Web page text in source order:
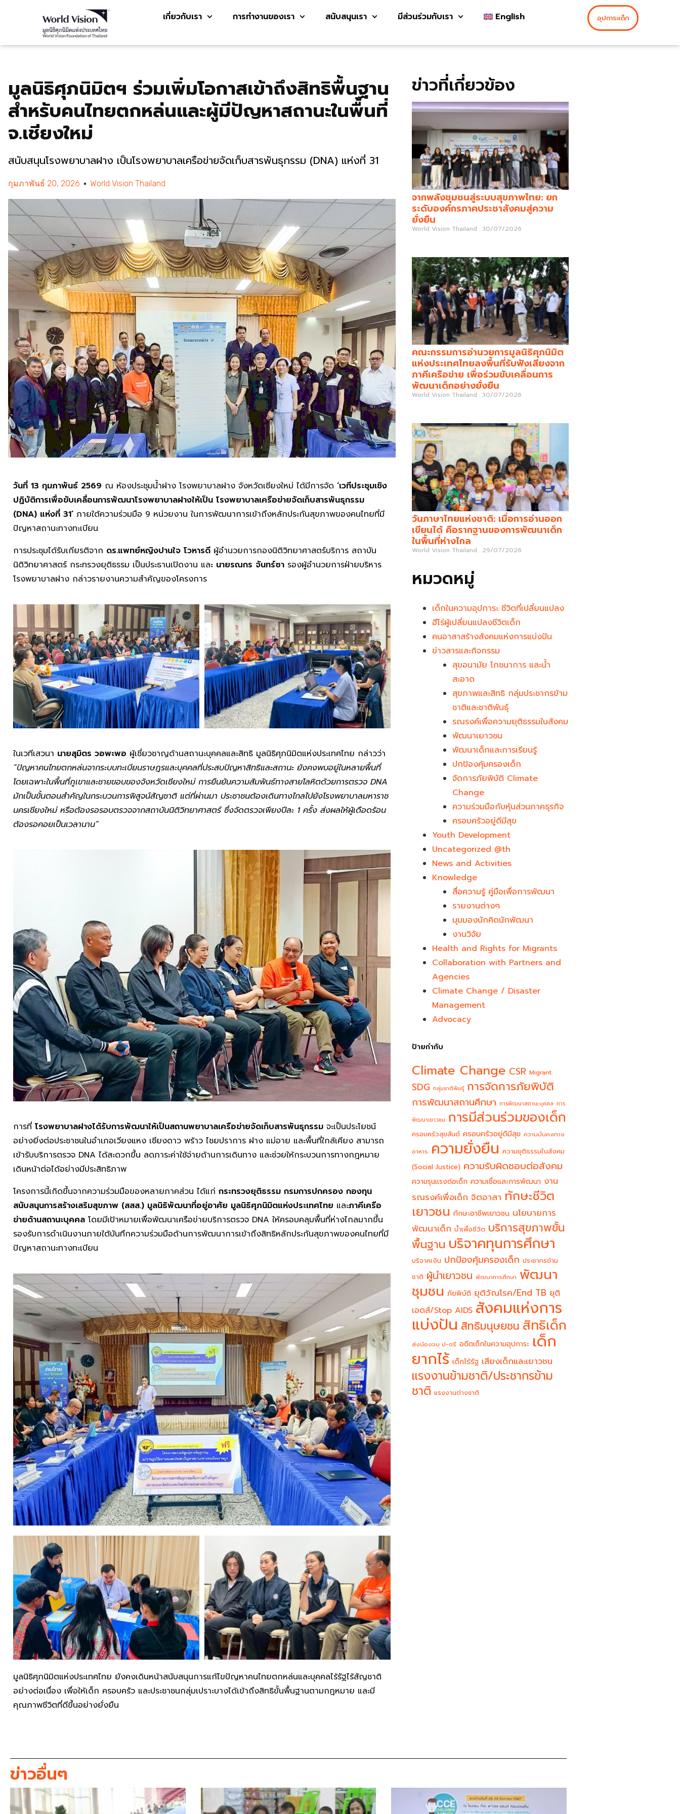
เกี่ยวกับเรา การทำงานของเรา สนับสนุนเรา มีส่วนร่วมกับเรา English อุปการะเด็ก
มูลนิธิศุภนิมิตฯ ร่วมเพิ่มโอกาสเข้าถึงสิทธิพื้นฐาน
สำหรับคนไทยตกหล่นและผู้มีปัญหาสถานะในพื้นที่
จ.เชียงใหม่
สนับสนุนโรงพยาบาลฝาง เป็นโรงพยาบาลเครือข่ายจัดเก็บสารพันธุกรรม (DNA) แห่งที่ 31
กุมภาพันธ์ 20, 2026 World Vision Thailand
วันที่ 13 กุมภาพันธ์ 2569 ณ ห้องประชุมน้ำฝาง โรงพยาบาลฝาง จังหวัดเชียงใหม่ ได้มีการจัด ‘เวทีประชุมเชิง
ปฏิบัติการเพื่อขับเคลื่อนการพัฒนาโรงพยาบาลฝางให้เป็น โรงพยาบาลเครือข่ายจัดเก็บสารพันธุกรรม
(DNA) แห่งที่ 31’ ภายใต้ความร่วมมือ 9 หน่วยงาน ในการพัฒนาการเข้าถึงหลักประกันสุขภาพของคนไทยที่มี
ปัญหาสถานะทางทะเบียน
การประชุมได้รับเกียรติจาก ดร.แพทย์หญิงปานใจ โวหารดี ผู้อำนวยการกองนิติวิทยาศาสตร์บริการ สถาบัน
นิติวิทยาศาสตร์ กระทรวงยุติธรรม เป็นประธานเปิดงาน และ นายรณกร จันทร์ซา รองผู้อำนวยการฝ่ายบริหาร
โรงพยาบาลฝาง กล่าวรายงานความสำคัญของโครงการ
ในเวทีเสวนา นายสุมิตร วอพะพอ ผู้เชี่ยวชาญด้านสถานะบุคคลและสิทธิ มูลนิธิศุภนิมิตแห่งประเทศไทย กล่าวว่า
“ปัญหาคนไทยตกหล่นจากระบบทะเบียนราษฎรและบุคคลที่ประสบปัญหาสิทธิและสถานะ ยังคงพบอยู่ในหลายพื้นที่
โดยเฉพาะในพื้นที่ภูเขาและชายขอบของจังหวัดเชียงใหม่ การยืนยันความสัมพันธ์ทางสายโลหิตด้วยการตรวจ DNA
มักเป็นขั้นตอนสำคัญในกระบวนการพิสูจน์สัญชาติ แต่ที่ผ่านมา ประชาชนต้องเดินทางไกลไปยังโรงพยาบาลมหาราช
นครเชียงใหม่ หรือต้องรอรอบตรวจจากสถาบันนิติวิทยาศาสตร์ ซึ่งจัดตรวจเพียงปีละ 1 ครั้ง ส่งผลให้ผู้เดือดร้อน
ต้องรอคอยเป็นเวลานาน”
การที่ โรงพยาบาลฝางได้รับการพัฒนาให้เป็นสถานพยาบาลเครือข่ายจัดเก็บสารพันธุกรรม จะเป็นประโยชน์
อย่างยิ่งต่อประชาชนในอำเภอเวียงแหง เชียงดาว พร้าว ไชยปราการ ฝาง แม่อาย และพื้นที่ใกล้เคียง สามารถ
เข้ารับบริการตรวจ DNA ได้สะดวกขึ้น ลดภาระค่าใช้จ่ายด้านการเดินทาง และช่วยให้กระบวนการทางกฎหมาย
เดินหน้าต่อได้อย่างมีประสิทธิภาพ
โครงการนี้เกิดขึ้นจากความร่วมมือของหลายภาคส่วน ได้แก่ กระทรวงยุติธรรม กรมการปกครอง กองทุน
สนับสนุนการสร้างเสริมสุขภาพ (สสส.) มูลนิธิพัฒนาที่อยู่อาศัย มูลนิธิศุภนิมิตแห่งประเทศไทย และภาคีเครือ
ข่ายด้านสถานะบุคคล โดยมีเป้าหมายเพื่อพัฒนาเครือข่ายบริการตรวจ DNA ให้ครอบคลุมพื้นที่ห่างไกลมากขึ้น
รองรับการดำเนินงานภายใต้บันทึกความร่วมมือด้านการพัฒนาการเข้าถึงสิทธิหลักประกันสุขภาพของคนไทยที่มี
ปัญหาสถานะทางทะเบียน
มูลนิธิศุภนิมิตแห่งประเทศไทย ยังคงเดินหน้าสนับสนุนการแก้ไขปัญหาคนไทยตกหล่นและบุคคลไร้รัฐไร้สัญชาติ
อย่างต่อเนื่อง เพื่อให้เด็ก ครอบครัว และประชาชนกลุ่มเปราะบางได้เข้าถึงสิทธิขั้นพื้นฐานตามกฎหมาย และมี
คุณภาพชีวิตที่ดีขึ้นอย่างยั่งยืน
ข่าวที่เกี่ยวข้อง
จากพลังชุมชนสู่ระบบสุขภาพไทย: ยก
ระดับองค์กรภาคประชาสังคมสู่ความ
ยั่งยืน
World Vision Thailand 30/07/2026
คณะกรรมการอำนวยการมูลนิธิศุภนิมิต
แห่งประเทศไทยลงพื้นที่รับฟังเสียงจาก
ภาคีเครือข่าย เพื่อร่วมขับเคลื่อนการ
พัฒนาเด็กอย่างยั่งยืน
World Vision Thailand 30/07/2026
วันภาษาไทยแห่งชาติ: เมื่อการอ่านออก
เขียนได้ คือรากฐานของการพัฒนาเด็ก
ในพื้นที่ห่างไกล
World Vision Thailand 29/07/2026
หมวดหมู่
เด็กในความอุปการะ ชีวิตที่เปลี่ยนแปลง
ฮีโร่ผู้เปลี่ยนแปลงชีวิตเด็ก
คนอาสาสร้างสังคมแห่งการแบ่งปัน
ข่าวสารและกิจกรรม
สุขอนามัย โภชนาการ และน้ำ
สะอาด
สุขภาพและสิทธิ กลุ่มประชากรข้าม
ชาติและชาติพันธุ์
รณรงค์เพื่อความยุติธรรมในสังคม
พัฒนาเยาวชน
พัฒนาเด็กและการเรียนรู้
ปกป้องคุ้มครองเด็ก
จัดการภัยพิบัติ Climate
Change
ความร่วมมือกับหุ้นส่วนภาคธุรกิจ
ครอบครัวอยู่ดีมีสุข
Youth Development​
Uncategorized @th
News and Activities
Knowledge
สื่อความรู้ คู่มือเพื่อการพัฒนา
รายงานต่างๆ
มุมมองนักคิดนักพัฒนา
งานวิจัย
Health and Rights for Migrants
Collaboration with Partners and
Agencies
Climate Change / Disaster
Management
Advocacy
ป้ายกำกับ
Climate Change CSR Migrant
SDG กลุ่มชาติพันธุ์ การจัดการภัยพิบัติ
การพัฒนาสถานศึกษา การพัฒนาสถานะบุคคล การ
พัฒนาเยาวชน การมีส่วนร่วมของเด็ก
ครอบครัวสุขสันต์ ครอบครัวอยู่ดีมีสุข ความมั่นคงทาง
อาหาร ความยั่งยืน ความยุติธรรมในสังคม
(Social Justice) ความรับผิดชอบต่อสังคม
ความรุนแรงต่อเด็ก ความเชื่อและการพัฒนา งาน
รณรงค์เพื่อเด็ก จิตอาสา ทักษะชีวิต
เยาวชน ทักษะอาชีพเยาวชน นโยบายการ
พัฒนาเด็ก น้ำเพื่อชีวิต บริการสุขภาพขั้น
พื้นฐาน บริจาคทุนการศึกษา
บริจาคเงิน ปกป้องคุ้มครองเด็ก ประชากรข้าม
ชาติ ผู้นำเยาวชน พัฒนาการศึกษา พัฒนา
ชุมชน ภัยพิบัติ ยุติวัณโรค/End TB ยุติ
เอดส์/Stop AIDS สังคมแห่งการ
แบ่งปัน สิทธิมนุษยชน สิทธิเด็ก
ส่งน้องจบ ป-ตรี อดีตเด็กในความอุปการะ เด็ก
ยากไร้ เด็กไร้รัฐ เสียงเด็กและเยาวชน
แรงงานข้ามชาติ/ประชากรข้าม
ชาติ แรงงานต่างชาติ
ข่าวอื่นๆ